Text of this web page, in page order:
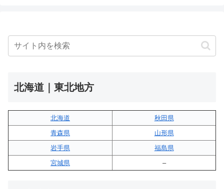
北海道｜東北地方
北海道
秋田県
青森県
山形県
岩手県
福島県
宮城県
–